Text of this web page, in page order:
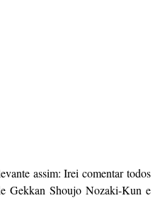
assim: Irei comentar todos
Gekkan Shoujo Nozaki-Kun e